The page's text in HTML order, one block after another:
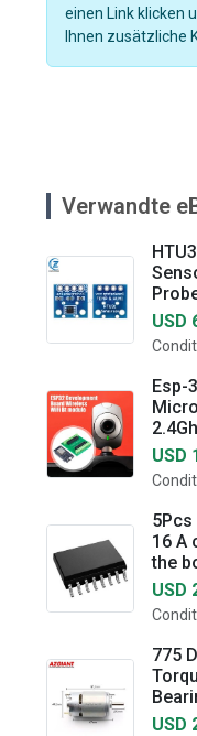
einen Link klicken
Ihnen zusätzliche
Verwandte
USD
Esp-
USD
5Pcs
16 A
the
USD
775
USD